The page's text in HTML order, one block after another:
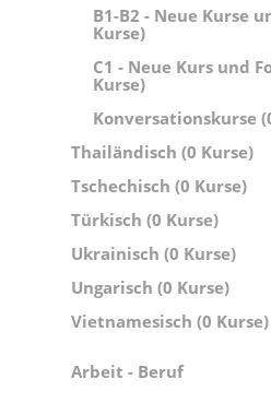
B1-B2 - Neue Kurse
Kurse)
C1 - Neue Kurs und
Kurse)
Konversationskurse
Thailändisch (0 Kurse)
Tschechisch (0 Kurse)
Türkisch (0 Kurse)
Ukrainisch (0 Kurse)
Ungarisch (0 Kurse)
Vietnamesisch (0 Kurse)
Arbeit - Beruf